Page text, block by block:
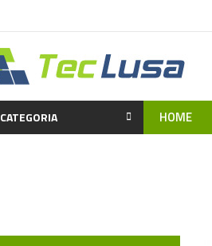
CATEGORIA HOME